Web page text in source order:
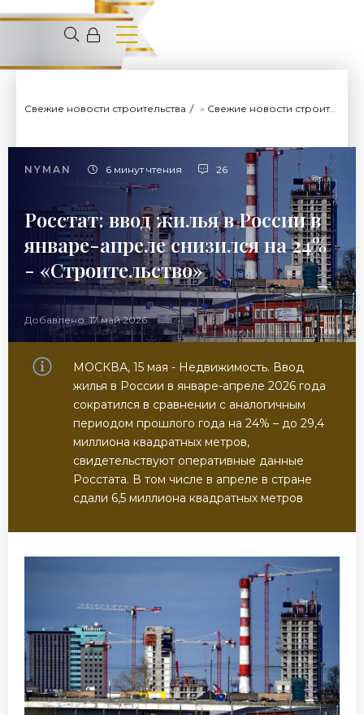
Свежие новости строительства » Свежие новости строительства
NYMAN 6 минут чтения 26
Росстат: ввод жилья в России в
январе-апреле снизился на 24%
- «Строительство»
Добавлено: 17 май 2026
МОСКВА, 15 мая - Недвижимость. Ввод
жилья в России в январе-апреле 2026 года
сократился в сравнении с аналогичным
периодом прошлого года на 24% – до 29,4
миллиона квадратных метров,
свидетельствуют оперативные данные
Росстата. В том числе в апреле в стране
сдали 6,5 миллиона квадратных метров